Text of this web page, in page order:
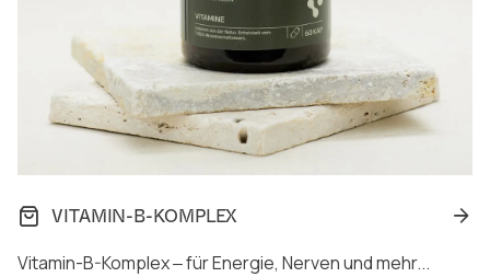
VITAMIN-B-KOMPLEX
Vitamin-B-Komplex ‒ für Energie, Nerven und mehr...